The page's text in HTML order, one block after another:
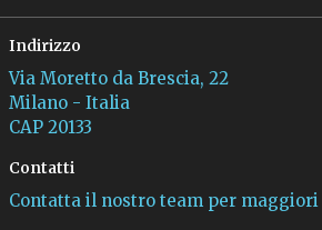
Indirizzo
Via Moretto da Brescia, 22
Milano - Italia
CAP 20133
Contatti
Contatta il nostro team per